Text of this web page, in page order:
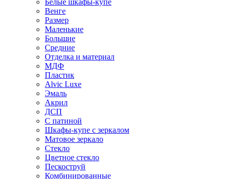
Белые шкафы-купе
Венге
Размер
Маленькие
Большие
Средние
Отделка и материал
МДФ
Пластик
Alvic Luxe
Эмаль
Акрил
ДСП
С патиной
Шкафы-купе с зеркалом
Матовое зеркало
Стекло
Цветное стекло
Пескоструй
Комбинированные